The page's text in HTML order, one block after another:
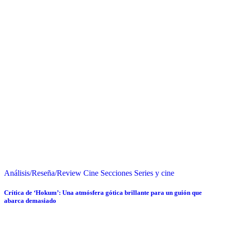
Análisis/Reseña/Review Cine Secciones Series y cine
Crítica de ‘Hokum’: Una atmósfera gótica brillante para un guión que
abarca demasiado